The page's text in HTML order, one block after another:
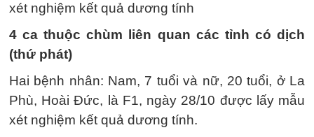
xét nghiệm kết quả dương tính
4 ca thuộc chùm liên quan các tỉnh có dịch
(thứ phát)
Hai bệnh nhân: Nam, 7 tuổi và nữ, 20 tuổi, ở La
Phù, Hoài Đức, là F1, ngày 28/10 được lấy mẫu
xét nghiệm kết quả dương tính.